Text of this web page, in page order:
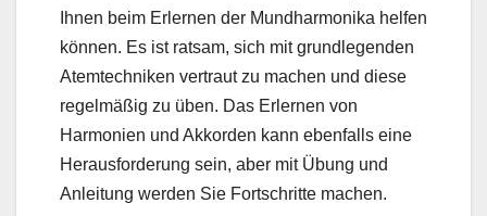
Ihnen beim Erlernen der Mundharmonika helfen
können. Es ist ratsam, sich mit grundlegenden
Atemtechniken vertraut zu machen und diese
regelmäßig zu üben. Das Erlernen von
Harmonien und Akkorden kann ebenfalls eine
Herausforderung sein, aber mit Übung und
Anleitung werden Sie Fortschritte machen.